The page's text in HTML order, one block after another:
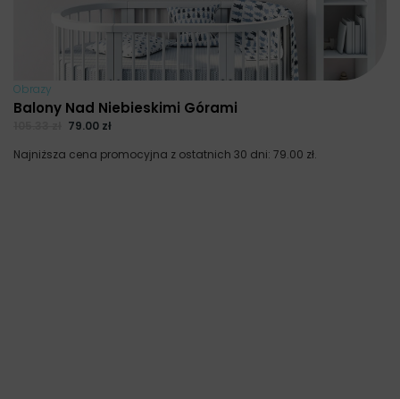
Obrazy
Balony Nad Niebieskimi Górami
79.00 zł
Najniższa cena promocyjna z ostatnich 30 dni: 79.00 zł.